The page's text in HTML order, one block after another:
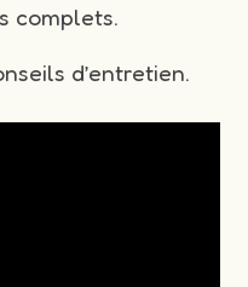
complets.
d’entretien.